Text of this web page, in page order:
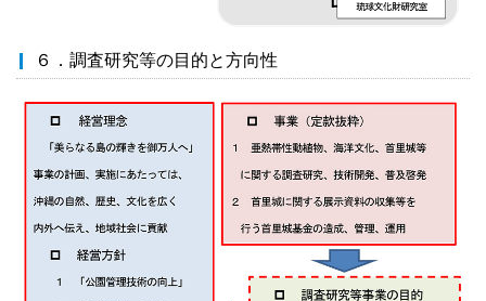
６．調査研究等の目的と方向性